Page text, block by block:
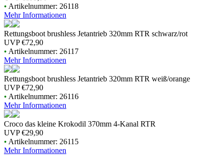
• Artikelnummer: 26118
Mehr Informationen
Rettungsboot brushless Jetantrieb 320mm RTR schwarz/rot
UVP€72,90
• Artikelnummer: 26117
Mehr Informationen
Rettungsboot brushless Jetantrieb 320mm RTR weiß/orange
UVP€72,90
• Artikelnummer: 26116
Mehr Informationen
Croco das kleine Krokodil 370mm 4-Kanal RTR
UVP€29,90
• Artikelnummer: 26115
Mehr Informationen